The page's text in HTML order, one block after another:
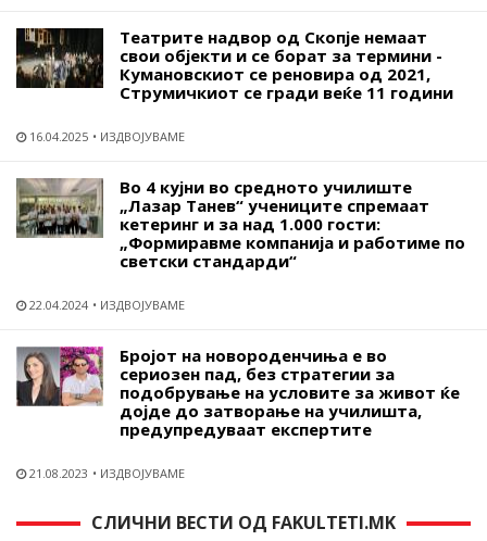
Театрите надвор од Скопје немаат
свои објекти и се борат за термини -
Кумановскиот се реновира од 2021,
Струмичкиот се гради веќе 11 години
16.04.2025 ИЗДВОЈУВАМЕ
Во 4 кујни во средното училиште
„Лазар Танев“ учениците спремаат
кетеринг и за над 1.000 гости:
„Формиравме компанија и работиме по
светски стандарди“
22.04.2024 ИЗДВОЈУВАМЕ
Бројот на новороденчиња е во
сериозен пад, без стратегии за
подобрување на условите за живот ќе
дојде до затворање на училишта,
предупредуваат експертите
21.08.2023 ИЗДВОЈУВАМЕ
СЛИЧНИ ВЕСТИ ОД FAKULTETI.MK